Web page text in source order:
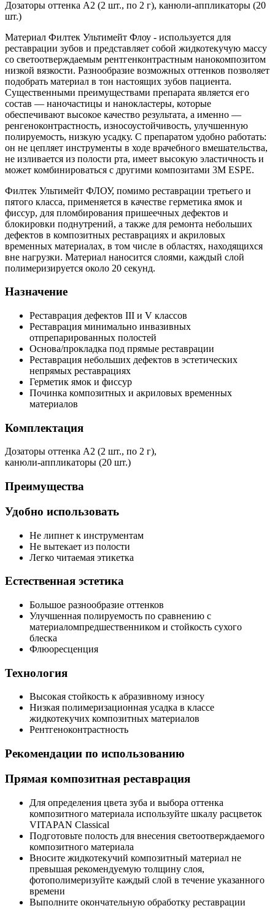
Дозаторы оттенка А2 (2 шт., по 2 г), канюли-аппликаторы (20
шт.)
Материал Филтек Ультимейт Флоу - используется для
реставрации зубов и представляет собой жидкотекучую массу
со светоотверждаемым рентгенконтрастным нанокомпозитом
низкой вязкости. Разнообразие возможных оттенков позволяет
подобрать материал в тон настоящих зубов пациента.
Существенными преимуществами препарата является его
состав — наночастицы и нанокластеры, которые
обеспечивают высокое качество результата, а именно —
ренгеноконтрастность, износоустойчивость, улучшенную
полируемость, низкую усадку. С препаратом удобно работать:
он не цепляет инструменты в ходе врачебного вмешательства,
не изливается из полости рта, имеет высокую эластичность и
может комбинироваться с другими композитами 3M ESPE.
Филтек Ультимейт ФЛОУ, помимо реставрации третьего и
пятого класса, применяется в качестве герметика ямок и
фиссур, для пломбирования пришеечных дефектов и
блокировки поднутрений, а также для ремонта небольших
дефектов в композитных реставрациях и акриловых
временных материалах, в том числе в областях, находящихся
вне нагрузки. Материал наносится слоями, каждый слой
полимеризируется около 20 секунд.
Назначение
Реставрация дефектов III и V классов
Реставрация минимально инвазивных
отпрепарированных полостей
Основа/прокладка под прямые реставрации
Реставрация небольших дефектов в эстетических
непрямых реставрациях
Герметик ямок и фиссур
Починка композитных и акриловых временных
материалов
Комплектация
Дозаторы оттенка А2 (2 шт., по 2 г),
канюли-аппликаторы (20 шт.)
Преимущества
Удобно использовать
Не липнет к инструментам
Не вытекает из полости
Легко читаемая этикетка
Естественная эстетика
Большое разнообразие оттенков
Улучшенная полируемость по сравнению с
материаломпредшественником и стойкость сухого
блеска
Флюоресценция
Технология
Высокая стойкость к абразивному износу
Низкая полимеризационная усадка в классе
жидкотекучих композитных материалов
Рентгеноконтрастность
Рекомендации по использованию
Прямая композитная реставрация
Для определения цвета зуба и выбора оттенка
композитного материала используйте шкалу расцветок
VITAPAN Classical
Подготовьте полость для внесения светоотверждаемого
композитного материала
Вносите жидкотекучий композитный материал не
превышая рекомендуемую толщину слоя,
фотополимеризуйте каждый слой в течение указанного
времени
Выполните окончательную обработку реставрации